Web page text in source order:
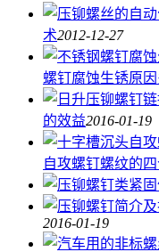
术2012-12-27
螺钉腐蚀生锈原
的效益2016-01-19
自攻螺钉螺纹的
2016-01-19